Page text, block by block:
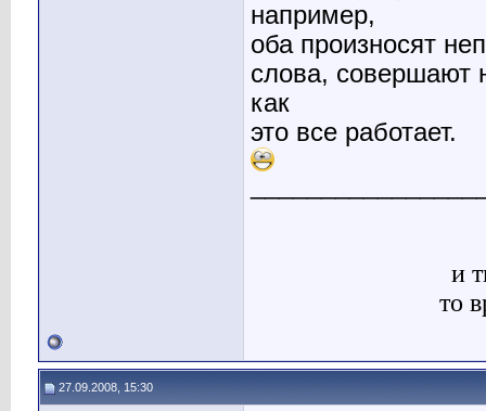
например,
оба произносят
слова, совершают
как
это все работает.
и
то
27.09.2008, 15:30